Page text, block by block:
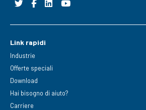
Link rapidi
Industrie
Offerte speciali
Download
Hai bisogno di aiuto?
Carriere